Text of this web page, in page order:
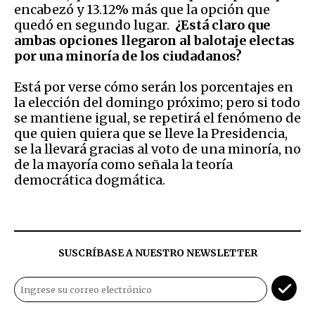
encabezó y 13.12% más que la opción que
quedó en segundo lugar. ¿Está claro que
ambas opciones llegaron al balotaje electas
por una minoría de los ciudadanos?
Está por verse cómo serán los porcentajes en
la elección del domingo próximo; pero si todo
se mantiene igual, se repetirá el fenómeno de
que quien quiera que se lleve la Presidencia,
se la llevará gracias al voto de una minoría, no
de la mayoría como señala la teoría
democrática dogmática.
SUSCRÍBASE A NUESTRO NEWSLETTER